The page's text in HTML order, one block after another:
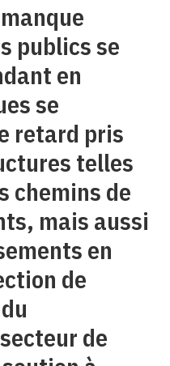
publics se
en
se
retard pris
telles
chemins de
mais aussi
en
de
de